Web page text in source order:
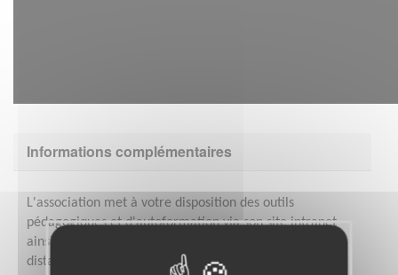
Informations complémentaires
L'association met à votre disposition des outils
pédagogiques et d'autoformation via son site intranet
ainsi que des séances de formation en présentiel et à
distance. Vous pourriez, si vous le souhaitez, être